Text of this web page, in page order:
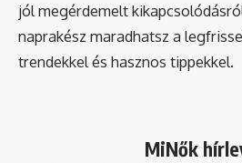
jól megérdemelt
naprakész maradhatsz a
trendekkel és hasznos tippekkel.
MiNők